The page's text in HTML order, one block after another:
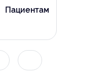
Пациентам